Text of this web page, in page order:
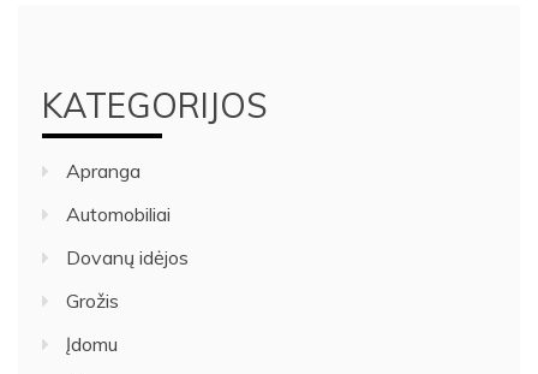
KATEGORIJOS
Apranga
Automobiliai
Dovanų idėjos
Grožis
Įdomu